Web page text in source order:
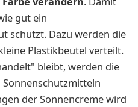
gut ein
schützt. Dazu werden die
Plastikbeutel verteilt.
bleibt, werden die
der Sonnencreme wird